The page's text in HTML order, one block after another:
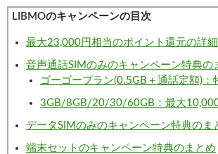
LIBMOのキャンペーンの目次
最大23,000円相当のポイント還元の詳細
音声通話SIMのみのキャンペーン特典の
ゴーゴープラン(0.5GB＋通話定額)：
3GB/8GB/20/30/60GB：最大
データSIMのみのキャンペーン特典のま
端末セットのキャンペーン特典のまとめ